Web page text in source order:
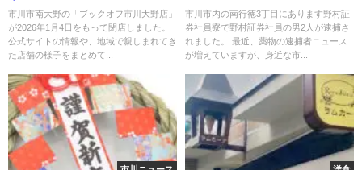
式サイト・現地で確認
市川市南大野の「ブックオフ市川大野店」
が2026年1月4日をもって閉店しました。
公式サイトの情報や、地域で親しまれてき
た店舗の様子をまとめて...
ース！
市川市内の南行徳3丁目にあります野村証
券社員寮で野村証券社員の男2人が逮捕さ
れました。 最近、薬物の逮捕者ニュース
が増えていますが、身近な市...